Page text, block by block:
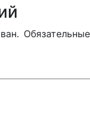
Обязательные